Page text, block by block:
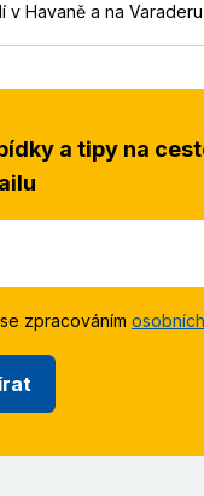
v Havaně a na
a tipy na
zpracováním